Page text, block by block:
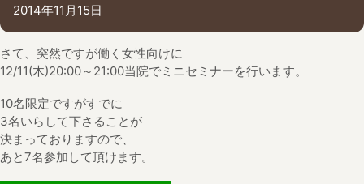
2014年11月15日
さて、突然ですが働く女性向けに
12/11(木)20:00～21:00当院でミニセミナーを行います。
10名限定ですがすでに
3名いらして下さることが
決まっておりますので、
あと7名参加して頂けます。